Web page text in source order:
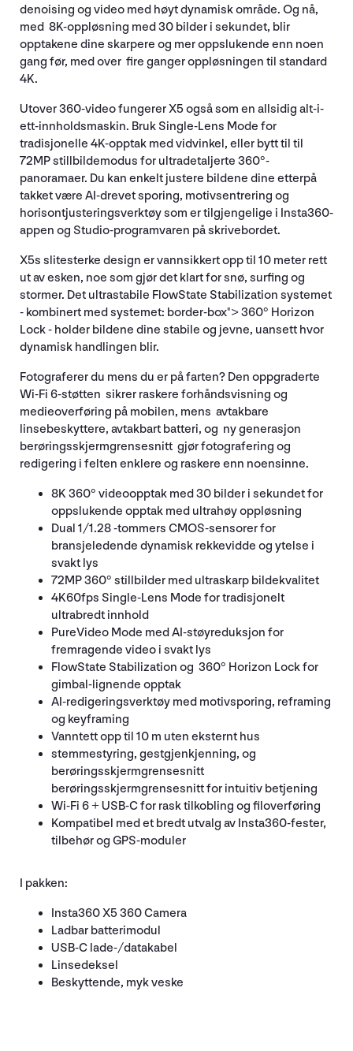
denoising og video med høyt dynamisk område. Og nå,
med 8K-oppløsning med 30 bilder i sekundet, blir
opptakene dine skarpere og mer oppslukende enn noen
gang før, med over fire ganger oppløsningen til standard
4K.
Utover 360-video fungerer X5 også som en allsidig alt-i-
ett-innholdsmaskin. Bruk Single-Lens Mode for
tradisjonelle 4K-opptak med vidvinkel, eller bytt til til
72MP stillbildemodus for ultradetaljerte 360°-
panoramaer. Du kan enkelt justere bildene dine etterpå
takket være AI-drevet sporing, motivsentrering og
horisontjusteringsverktøy som er tilgjengelige i Insta360-
appen og Studio-programvaren på skrivebordet.
X5s slitesterke design er vannsikkert opp til 10 meter rett
ut av esken, noe som gjør det klart for snø, surfing og
stormer. Det ultrastabile FlowState Stabilization systemet
- kombinert med systemet: border-box"> 360° Horizon
Lock - holder bildene dine stabile og jevne, uansett hvor
dynamisk handlingen blir.
Fotograferer du mens du er på farten? Den oppgraderte
Wi-Fi 6-støtten sikrer raskere forhåndsvisning og
medieoverføring på mobilen, mens avtakbare
linsebeskyttere, avtakbart batteri, og ny generasjon
berøringsskjermgrensesnitt gjør fotografering og
redigering i felten enklere og raskere enn noensinne.
8K 360° videoopptak med 30 bilder i sekundet for
oppslukende opptak med ultrahøy oppløsning
Dual 1/1.28 -tommers CMOS-sensorer for
bransjeledende dynamisk rekkevidde og ytelse i
svakt lys
72MP 360° stillbilder med ultraskarp bildekvalitet
4K60fps Single-Lens Mode for tradisjonelt
ultrabredt innhold
PureVideo Mode med AI-støyreduksjon for
fremragende video i svakt lys
FlowState Stabilization og 360° Horizon Lock for
gimbal-lignende opptak
AI-redigeringsverktøy med motivsporing, reframing
og keyframing
Vanntett opp til 10 m uten eksternt hus
stemmestyring, gestgjenkjenning, og
berøringsskjermgrensesnitt
berøringsskjermgrensesnitt for intuitiv betjening
Wi-Fi 6 + USB-C for rask tilkobling og filoverføring
Kompatibel med et bredt utvalg av Insta360-fester,
tilbehør og GPS-moduler
I pakken:
Insta360 X5 360 Camera
Ladbar batterimodul
USB-C lade-/datakabel
Linsedeksel
Beskyttende, myk veske